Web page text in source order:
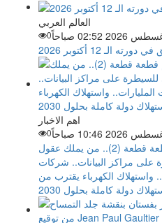
العالم العربي
0
12 أكتوبر 2026
اهم الاخبار
0
الكوكب للبيع من يشترى العالم قطعة قطعة (2).. من يملك عقول
على مراكز البيانات.. شركات
واستهلاك الكهرباء يقترب من
دولة كاملة بحلول 2030